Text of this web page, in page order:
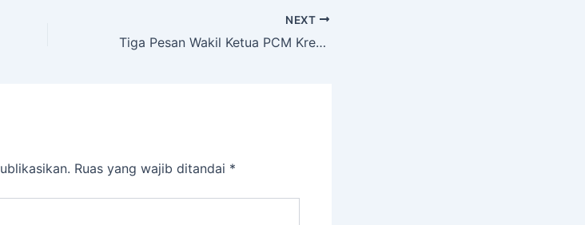
NEXT
Tiga Pesan Wakil Ketua PCM Krembangan Bidang Dikdasmen kepada Siswa Muven
Ruas yang wajib ditandai *